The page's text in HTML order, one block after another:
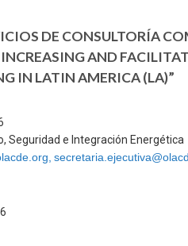
DE CONSULTORÍA
AND
IN LATIN AMERICA (LA)”
Seguridad e Integración Energética